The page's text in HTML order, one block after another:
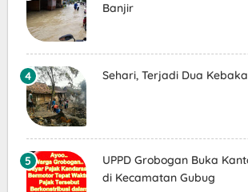
Banjir
Sehari, Terjadi Dua
UPPD Grobogan Buka
di Kecamatan Gubug